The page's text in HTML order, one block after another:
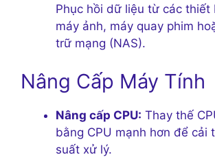
Phục hồi dữ liệu từ các thiết
máy ảnh, máy quay phim
trữ mạng (NAS).
Nâng Cấp Máy Tính
Nâng cấp CPU: Thay thế
bằng CPU mạnh hơn để cải
suất xử lý.